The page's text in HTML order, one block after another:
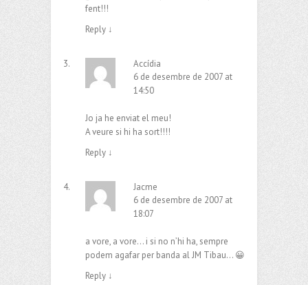
fent!!!
Reply ↓
Accídia
6 de desembre de 2007 at
14:50
Jo ja he enviat el meu!
A veure si hi ha sort!!!!
Reply ↓
Jacme
6 de desembre de 2007 at
18:07
a vore, a vore… i si no n’hi ha, sempre
podem agafar per banda al JM Tibau… 😀
Reply ↓